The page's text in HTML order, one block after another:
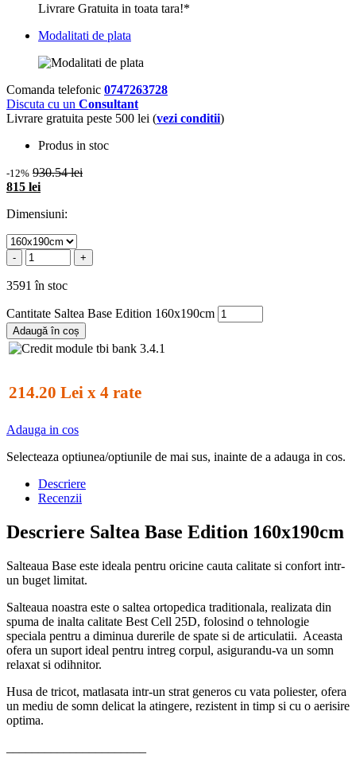
Livrare Gratuita in toata tara!*
Modalitati de plata
Comanda telefonic 0747263728
Discuta cu un Consultant
Livrare gratuita peste 500 lei (vezi conditii)
Produs in stoc
-12% 930.54 lei
815 lei
Dimensiuni:
- +
3591 în stoc
Cantitate Saltea Base Edition 160x190cm
Adaugă în coș
214.20 Lei x 4 rate
Adauga in cos
Selecteaza optiunea/optiunile de mai sus, inainte de a adauga in cos.
Descriere
Recenzii
Descriere Saltea Base Edition 160x190cm
Salteaua Base este ideala pentru oricine cauta calitate si confort intr-
un buget limitat.
Salteaua noastra este o saltea ortopedica traditionala, realizata din
spuma de inalta calitate Best Cell 25D, folosind o tehnologie
speciala pentru a diminua durerile de spate si de articulatii. Aceasta
ofera un suport ideal pentru intreg corpul, asigurandu-va un somn
relaxat si odihnitor.
Husa de tricot, matlasata intr-un strat generos cu vata poliester, ofera
un mediu de somn delicat la atingere, rezistent in timp si cu o aerisire
optima.